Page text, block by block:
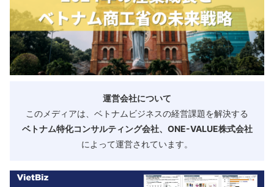
運営会社について
このメディアは、ベトナムビジネスの経営課題を解決する
ベトナム特化コンサルティング会社、ONE-VALUE株式会社
によって運営されています。